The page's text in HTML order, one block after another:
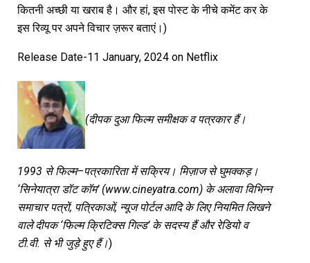
कितनी अच्छी या खराब है। और हां, इस पोस्ट के नीचे कमेंट कर के
इस रिव्यू पर अपने विचार ज़रूर बताएं।)
Release Date-11 January, 2024 on Netflix
(दीपक दुआ फिल्म समीक्षक व पत्रकार हैं।
1993 से फिल्म–पत्रकारिता में सक्रिय। मिज़ाज से घुमक्कड़।
‘सिनेयात्रा डॉट कॉम’ (www.cineyatra.com) के अलावा विभिन्न
समाचार पत्रों, पत्रिकाओं, न्यूज पोर्टल आदि के लिए नियमित लिखने
वाले दीपक‘फिल्म क्रिटिक्स गिल्ड’ के सदस्य हैं और रेडियो व
टी.वी. से भी जुड़े हुए हैं।)